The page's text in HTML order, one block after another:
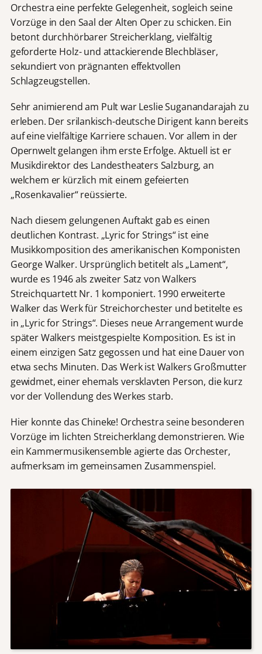
Orchestra eine perfekte Gelegenheit, sogleich seine
Vorzüge in den Saal der Alten Oper zu schicken. Ein
betont durchhörbarer Streicherklang, vielfältig
geforderte Holz- und attackierende Blechbläser,
sekundiert von prägnanten effektvollen
Schlagzeugstellen.
Sehr animierend am Pult war Leslie Suganandarajah zu
erleben. Der srilankisch-deutsche Dirigent kann bereits
auf eine vielfältige Karriere schauen. Vor allem in der
Opernwelt gelangen ihm erste Erfolge. Aktuell ist er
Musikdirektor des Landestheaters Salzburg, an
welchem er kürzlich mit einem gefeierten
„Rosenkavalier“ reüssierte.
Nach diesem gelungenen Auftakt gab es einen
deutlichen Kontrast. „Lyric for Strings“ ist eine
Musikkomposition des amerikanischen Komponisten
George Walker. Ursprünglich betitelt als „Lament“,
wurde es 1946 als zweiter Satz von Walkers
Streichquartett Nr. 1 komponiert. 1990 erweiterte
Walker das Werk für Streichorchester und betitelte es
in „Lyric for Strings“. Dieses neue Arrangement wurde
später Walkers meistgespielte Komposition. Es ist in
einem einzigen Satz gegossen und hat eine Dauer von
etwa sechs Minuten. Das Werk ist Walkers Großmutter
gewidmet, einer ehemals versklavten Person, die kurz
vor der Vollendung des Werkes starb.
Hier konnte das Chineke! Orchestra seine besonderen
Vorzüge im lichten Streicherklang demonstrieren. Wie
ein Kammermusikensemble agierte das Orchester,
aufmerksam im gemeinsamen Zusammenspiel.